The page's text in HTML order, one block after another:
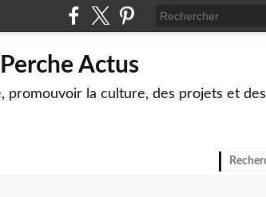
Actus
promouvoir la culture, des projets et des